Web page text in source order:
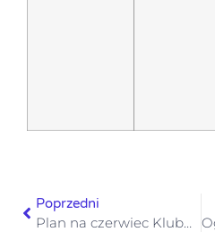
Poprzedni
Plan na czerwiec Klubu Seniora